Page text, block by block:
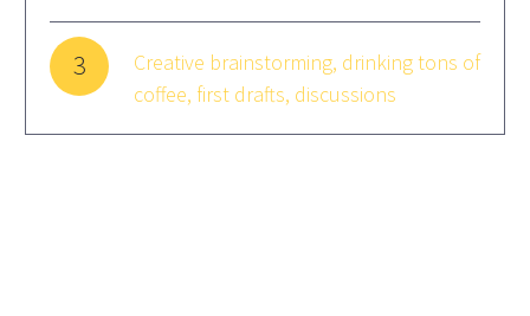
3
Creative brainstorming, drinking tons of
coffee, first drafts, discussions